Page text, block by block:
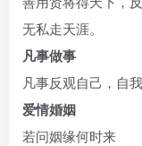
无私走天涯。
凡事做事
凡事反观自己，自
爱情婚姻
若问姻缘何时来